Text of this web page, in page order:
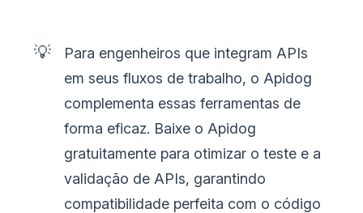
💡
Para engenheiros que integram APIs
em seus fluxos de trabalho, o Apidog
complementa essas ferramentas de
forma eficaz. Baixe o Apidog
gratuitamente para otimizar o teste e a
validação de APIs, garantindo
compatibilidade perfeita com o código